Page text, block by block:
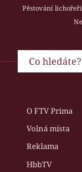
Pěstování
O FTV Prima
Volná místa
Reklama
HbbTV